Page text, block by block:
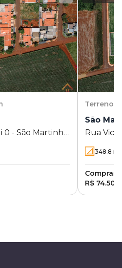
0 - São Martinho
Terreno
São
Rua
Rolândia
348.8
Comprar:
R$ 74.500